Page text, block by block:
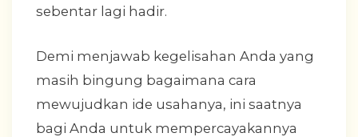
sebentar lagi hadir.
Demi menjawab kegelisahan Anda yang
masih bingung bagaimana cara
mewujudkan ide usahanya, ini saatnya
bagi Anda untuk mempercayakannya